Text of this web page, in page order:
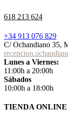
618 213 624
+34 913 076 829
C/ Ochandiano 35,
Lunes a Viernes:
11:00h a 20:00h
Sábados
10:00h a 18:00h
TIENDA ONLINE